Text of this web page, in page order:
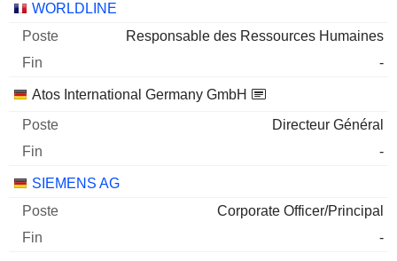
WORLDLINE
Responsable des Ressources Humaines
-
Atos International Germany GmbH
Directeur Général
-
SIEMENS AG
Corporate Officer/Principal
-